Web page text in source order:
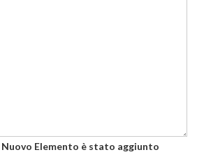
Nuovo Elemento è stato aggiunto